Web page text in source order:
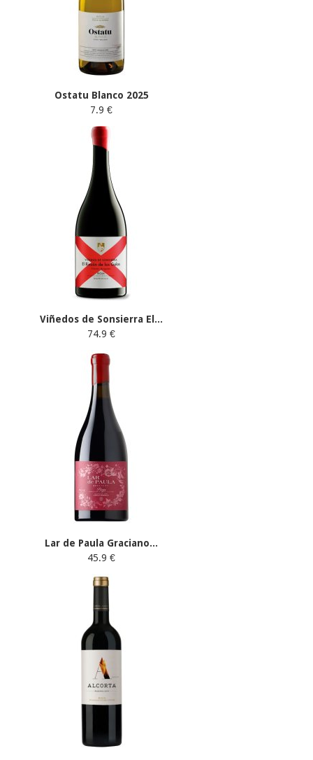
Ostatu Blanco 2025
7.9 €
Viñedos de Sonsierra El...
74.9 €
Lar de Paula Graciano...
45.9 €